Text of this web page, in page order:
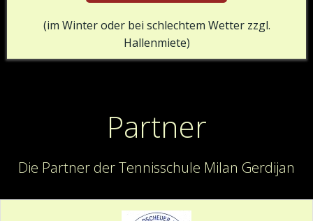
(im Winter oder bei schlechtem Wetter zzgl.
Hallenmiete)
Partner
Die Partner der Tennisschule Milan Gerdijan